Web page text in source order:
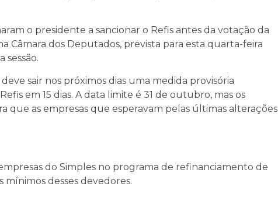
o presidente a sancionar o Refis antes da votação da
Câmara dos Deputados, prevista para esta quarta-feira
sessão.
sair nos próximos dias uma medida provisória
em 15 dias. A data limite é 31 de outubro, mas os
que as empresas que esperavam pelas últimas alterações
do Simples no programa de refinanciamento de
mínimos desses devedores.